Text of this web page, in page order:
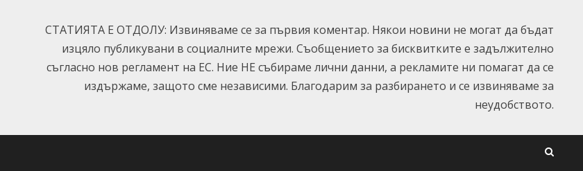
СТАТИЯТА Е ОТДОЛУ: Извиняваме се за първия коментар. Някои новини не могат да бъдат
изцяло публикувани в социалните мрежи. Съобщението за бисквитките е задължително
съгласно нов регламент на ЕС. Ние НЕ събираме лични данни, а рекламите ни помагат да се
издържаме, защото сме независими. Благодарим за разбирането и се извиняваме за
неудобството.